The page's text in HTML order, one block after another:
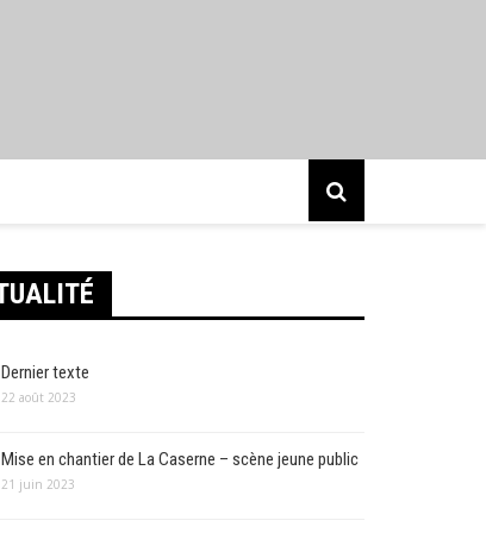
Dernier texte
22 août 2023
Mise en chantier de La Caserne – scène jeune public
21 juin 2023